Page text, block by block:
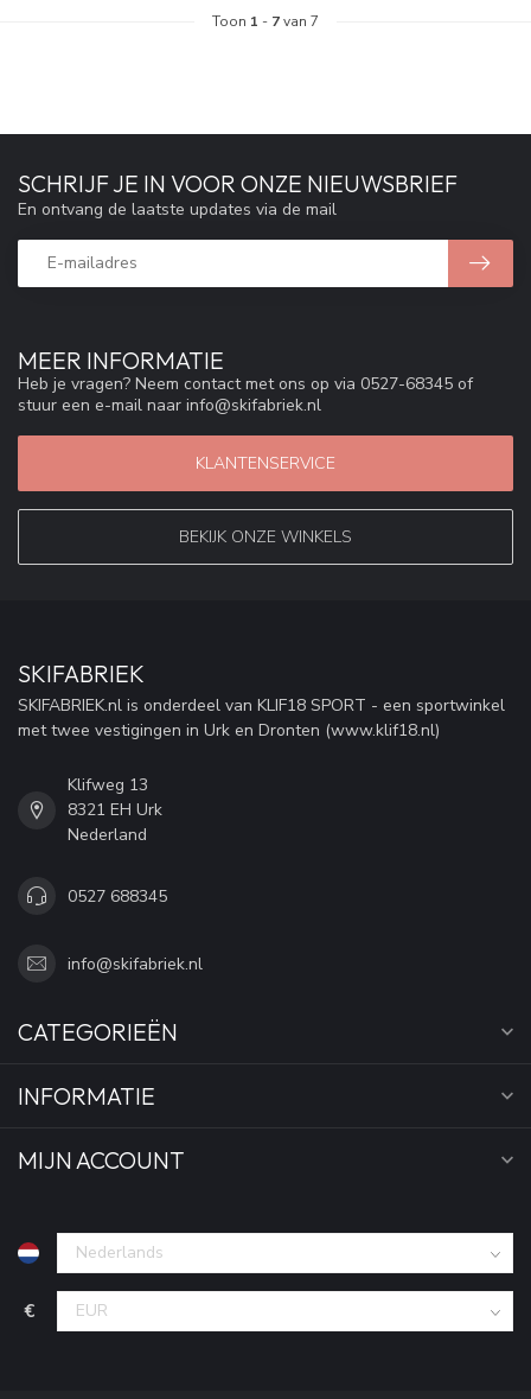
Toon 1 - 7van 7
MEER INFORMATIE
Heb je vragen? Neem contact met ons op via 0527-68345 of
stuur een e-mail naar info@skifabriek.nl
KLANTENSERVICE
BEKIJK ONZE WINKELS
SCHRIJF JE IN VOOR ONZE NIEUWSBRIEF
En ontvang de laatste updates via de mail
SKIFABRIEK
SKIFABRIEK.nl is onderdeel van KLIF18 SPORT - een sportwinkel
met twee vestigingen in Urk en Dronten (www.klif18.nl)
Klifweg 13
8321 EH Urk
Nederland
0527 688345
info@skifabriek.nl
CATEGORIEËN
INFORMATIE
MIJN ACCOUNT
€